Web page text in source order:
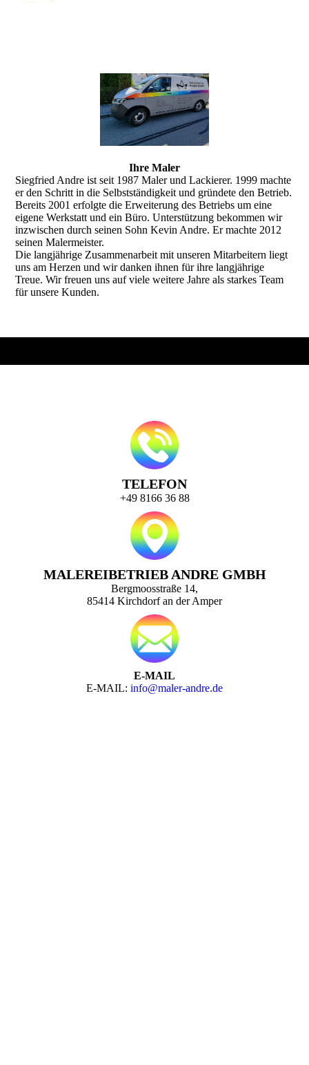
Ihre Maler
Siegfried Andre ist seit 1987 Maler und Lackierer. 1999 machte
er den Schritt in die Selbstständigkeit und gründete den Betrieb.
Bereits 2001 erfolgte die Erweiterung des Betriebs um eine
eigene Werkstatt und ein Büro. Unterstützung bekommen wir
inzwischen durch seinen Sohn Kevin Andre. Er machte 2012
seinen Malermeister.
Die langjährige Zusammenarbeit mit unseren Mitarbeitern liegt
uns am Herzen und wir danken ihnen für ihre langjährige
Treue. Wir freuen uns auf viele weitere Jahre als starkes Team
für unsere Kunden.
TELEFON
+49 8166 36 88
MALEREIBETRIEB ANDRE GMBH
Bergmoosstraße 14,
85414 Kirchdorf an der Amper
E-MAIL
E-MAIL: info@maler-andre.de